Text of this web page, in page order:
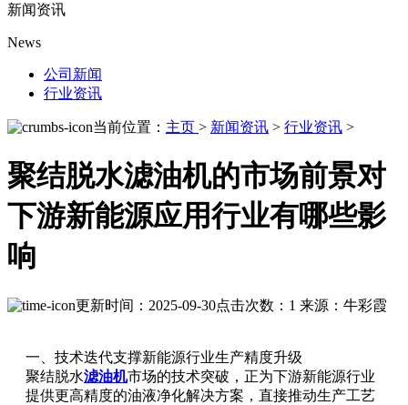
新闻资讯
News
公司新闻
行业资讯
当前位置： 主页 > 新闻资讯 > 行业资讯 >
聚结脱水滤油机的市场前景对
下游新能源应用行业有哪些影
响
更新时间：2025-09-30点击次数：1 来源：牛彩霞
一、技术迭代支撑新能源行业生产精度升级
聚结脱水滤油机市场的技术突破，正为下游新能源行业
提供更高精度的油液净化解决方案，直接推动生产工艺